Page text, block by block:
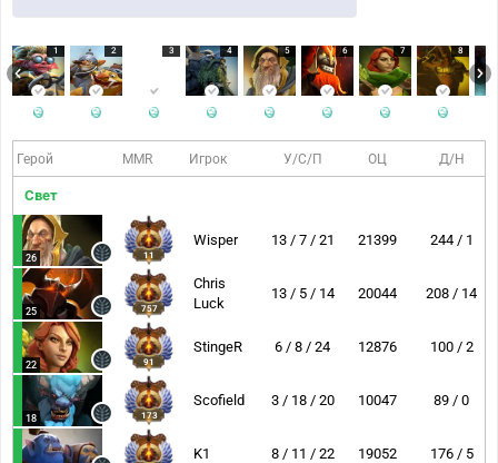
1 2 3 4 5 6 7 8
Герой MMR Игрок У/С/П ОЦ Д/Н
Свет
26 11
Wisper 13 / 7 / 21 21399 244 / 1
25 757
Chris
Luck
13 / 5 / 14 20044 208 / 14
22 91
StingeR 6 / 8 / 24 12876 100 / 2
18 173
Scofield 3 / 18 / 20 10047 89 / 0
K1 8 / 11 / 22 19052 176 / 5